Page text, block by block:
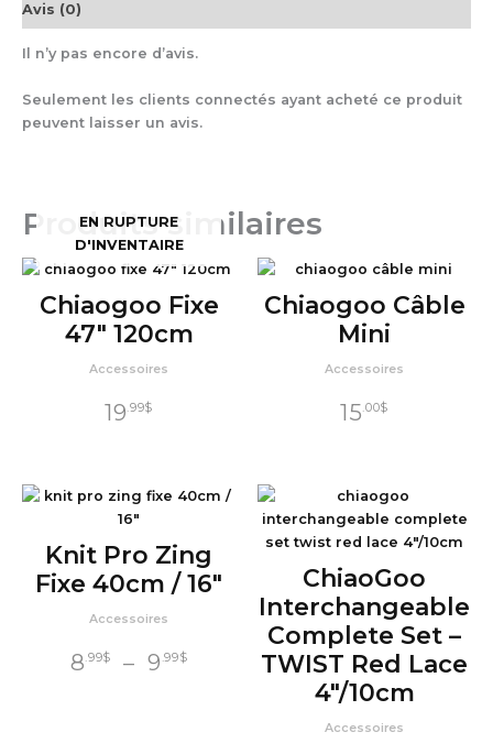
Avis (0)
Il n’y pas encore d’avis.
Seulement les clients connectés ayant acheté ce produit
peuvent laisser un avis.
Produits similaires
EN RUPTURE
D'INVENTAIRE
Chiaogoo Fixe
47″ 120cm
Accessoires
19.99$
Chiaogoo Câble
Mini
Accessoires
15.00$
Knit Pro Zing
Fixe 40cm / 16″
Accessoires
8.99$ – 9 .99$Plage
ChiaoGoo
Interchangeable
Complete Set –
TWIST Red Lace
4″/10cm
Accessoires